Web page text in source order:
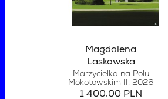
Magdalena
Laskowska
Marzycielka na Polu
Mokotowskim II , 2026
1 400,00 PLN